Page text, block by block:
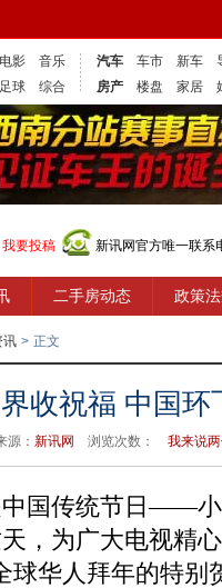
电影
音乐
足球 综合
汽车 车市 新车
房产
楼盘 家居
我要投稿 新讯网官方唯一联
二手房动态 政策
讯 > 正文
收祝福 中国环
： 新讯网 浏览次数： 我来说
国传统节日——小
，为广大电视精
球华人拜年的特别